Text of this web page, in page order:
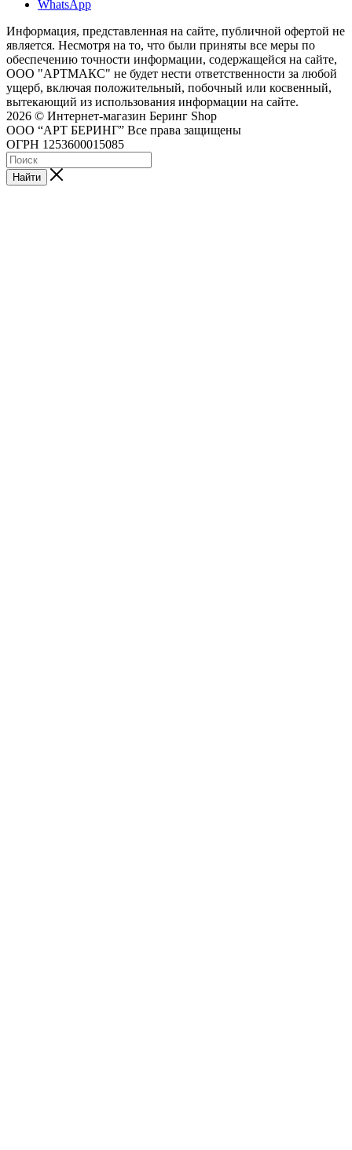
WhatsApp
Информация, представленная на сайте, публичной офертой не
является. Несмотря на то, что были приняты все меры по
обеспечению точности информации, содержащейся на сайте,
ООО "АРТМАКС" не будет нести ответственности за любой
ущерб, включая положительный, побочный или косвенный,
вытекающий из использования информации на сайте.
2026 © Интернет-магазин Беринг Shop
ООО “АРТ БЕРИНГ” Все права защищены
ОГРН 1253600015085
Найти